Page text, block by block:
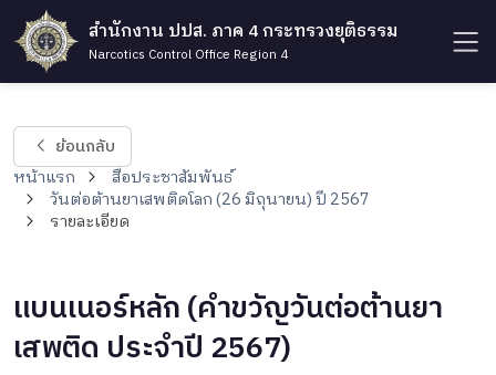
สำนักงาน ปปส. ภาค 4 กระทรวงยุติธรรม
Narcotics Control Office Region 4
ย้อนกลับ
หน้าแรก
สื่อประชาสัมพันธ์
วันต่อต้านยาเสพติดโลก (26 มิถุนายน) ปี 2567
รายละเอียด
แบนเนอร์หลัก (คำขวัญวันต่อต้านยา
เสพติด ประจำปี 2567)